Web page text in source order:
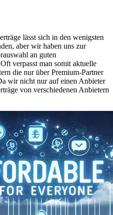
lässt sich in den wenigsten
aber wir haben uns zur
an guten
verpasst man somit aktuelle
die nur über Premium-Partner
wir nicht nur auf einen Anbieter
von verschiedenen Anbietern